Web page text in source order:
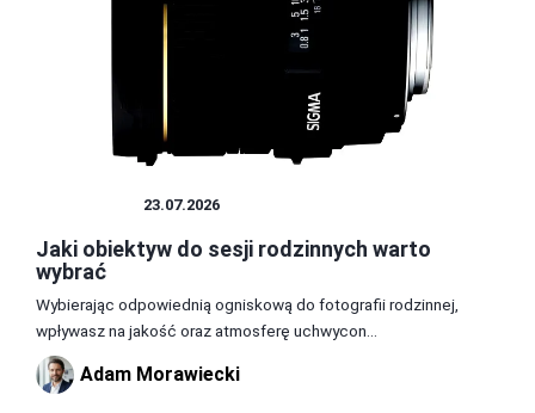
23.07.2026
Jaki obiektyw do sesji rodzinnych warto
wybrać
Wybierając odpowiednią ogniskową do fotografii rodzinnej,
wpływasz na jakość oraz atmosferę uchwycon...
Adam Morawiecki